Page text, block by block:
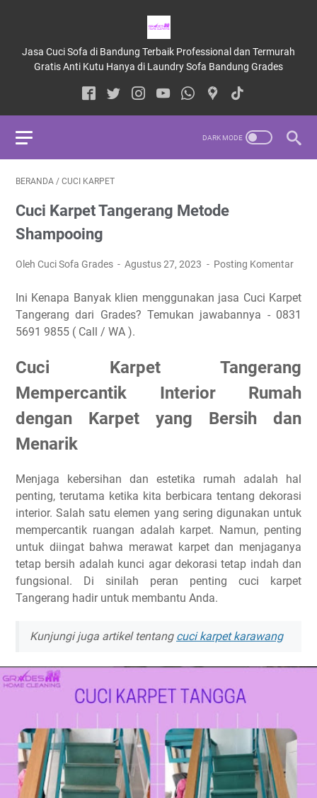
Jasa Cuci Sofa di Bandung Terbaik Professional dan Termurah
Gratis Anti Kutu Hanya di Laundry Sofa Bandung Grades
BERANDA / CUCI KARPET
Cuci Karpet Tangerang Metode
Shampooing
Oleh Cuci Sofa Grades Agustus 27, 2023 Posting Komentar
Ini Kenapa Banyak klien menggunakan jasa Cuci Karpet
Tangerang dari Grades? Temukan jawabannya - 0831
5691 9855 ( Call / WA ).
Cuci Karpet Tangerang
Mempercantik Interior Rumah
dengan Karpet yang Bersih dan
Menarik
Menjaga kebersihan dan estetika rumah adalah hal
penting, terutama ketika kita berbicara tentang dekorasi
interior. Salah satu elemen yang sering digunakan untuk
mempercantik ruangan adalah karpet. Namun, penting
untuk diingat bahwa merawat karpet dan menjaganya
tetap bersih adalah kunci agar dekorasi tetap indah dan
fungsional. Di sinilah peran penting cuci karpet
Tangerang hadir untuk membantu Anda.
Kunjungi juga artikel tentang cuci karpet karawang